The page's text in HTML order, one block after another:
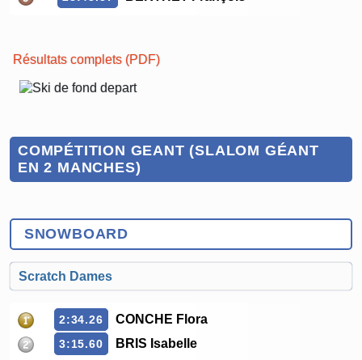
Résultats complets (PDF)
COMPÉTITION GEANT (SLALOM GÉANT
EN 2 MANCHES)
SNOWBOARD
Scratch Dames
2:34.26 CONCHE Flora
3:15.60 BRIS Isabelle